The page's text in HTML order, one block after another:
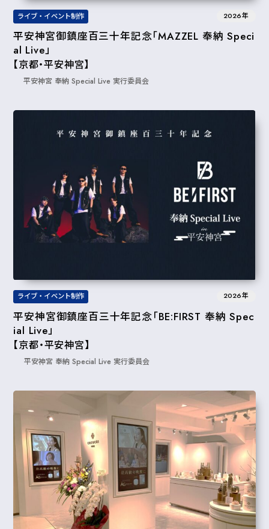
ライブ・イベント制作 2026年
平安神宮御鎮座百三十年記念「MAZZEL 奉納 Speci
al Live」
【京都・平安神宮】
平安神宮 奉納 Special Live 実行委員会
ライブ・イベント制作 2026年
平安神宮御鎮座百三十年記念「BE:FIRST 奉納 Spec
ial Live」
【京都・平安神宮】
平安神宮 奉納 Special Live 実行委員会